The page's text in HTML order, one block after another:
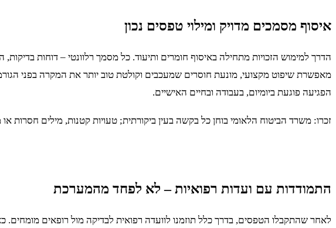
איסוף מסמכים מדויק ומילוי טפסים נכון
הדרך למימוש הזכויות מתחילה באיסוף חומרים ותיעוד. כל מסמך רלוונטי – דוחות
מאפשרת שיפוט מקצועי, מונעת חוסרים שמעכבים וקולטת טוב יותר את המקרה בפני
הפגיעה פוגעת ביומיום, בעבודה ובחיים האישיים.
זכרו: משרד הביטוח הלאומי בוחן כל בקשה בעין ביקורתית; טעויות קטנות, מילים חסרות
התמודדות עם ועדות רפואיות – לא לפחד מהמערכת
לאחר שהתקבלו הטפסים, בדרך כלל תוזמנו לוועדה רפואית לבדיקה מול רופאים